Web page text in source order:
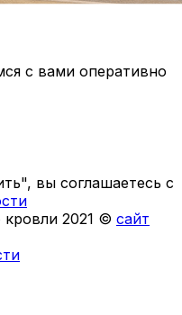
с вами оперативно
вы соглашаетесь с
2021 © сайт